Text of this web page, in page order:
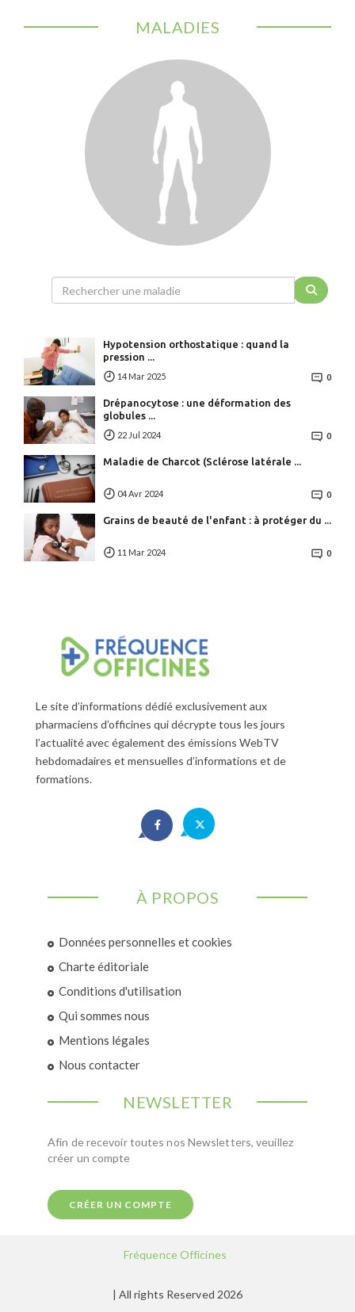
MALADIES
Hypotension orthostatique : quand la
pression ...
14 Mar 2025 0
Drépanocytose : une déformation des
globules ...
22 Jul 2024 0
Maladie de Charcot (Sclérose latérale ...
04 Avr 2024 0
Grains de beauté de l'enfant : à protéger du ...
11 Mar 2024 0
Le site d’informations dédié exclusivement aux
pharmaciens d’officines qui décrypte tous les jours
l’actualité avec également des émissions WebTV
hebdomadaires et mensuelles d’informations et de
formations.
À PROPOS
Données personnelles et cookies
Charte éditoriale
Conditions d'utilisation
Qui sommes nous
Mentions légales
Nous contacter
NEWSLETTER
Afin de recevoir toutes nos Newsletters, veuillez
créer un compte
CRÉER UN COMPTE
Fréquence Officines
| All rights Reserved 2026